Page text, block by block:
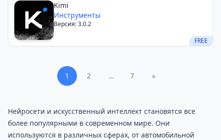
Kimi
Инструменты
Версия: 3.0.2
FREE
1 2 … 7 »
Нейросети и искусственный интеллект становятся все
более популярными в современном мире. Они
используются в различных сферах, от автомобильной